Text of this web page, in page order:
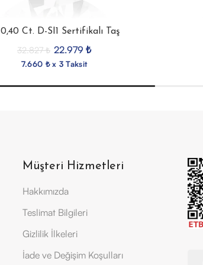
0,40 Ct. D-SI1 Sertifikalı Taş
32.827₺ 22.979 ₺
7.660 ₺ x 3 Taksit
Müşteri Hizmetleri
Hakkımızda
Teslimat Bilgileri
Gizlilik İlkeleri
İade ve Değişim Koşulları